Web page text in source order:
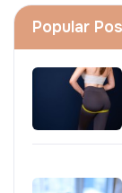
Popular